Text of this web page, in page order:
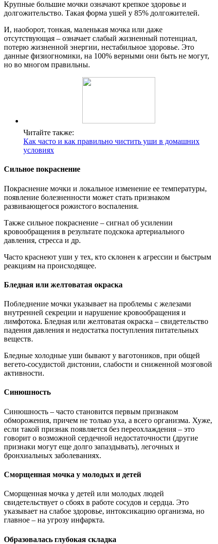
Крупные большие мочки означают крепкое здоровье и
долгожительство. Такая форма ушей у 85% долгожителей.
И, наоборот, тонкая, маленькая мочка или даже
отсутствующая – означает слабый жизненный потенциал,
потерю жизненной энергии, нестабильное здоровье. Это
данные физиогномики, на 100% верными они быть не могут,
но во многом правильны.
Читайте также:
Как часто и как правильно чистить уши в домашних
условиях
Сильное покраснение
Покраснение мочки и локальное изменение ее температуры,
появление болезненности может стать признаком
развивающегося рожистого воспаления.
Также сильное покраснение – сигнал об усилении
кровообращения в результате подскока артериального
давления, стресса и др.
Часто краснеют уши у тех, кто склонен к агрессии и быстрым
реакциям на происходящее.
Бледная или желтоватая окраска
Побледнение мочки указывает на проблемы с железами
внутренней секреции и нарушение кровообращения и
лимфотока. Бледная или желтоватая окраска – свидетельство
падения давления и недостатка поступления питательных
веществ.
Бледные холодные уши бывают у ваготоников, при общей
вегето-сосудистой дистонии, слабости и сниженной мозговой
активности.
Синюшность
Синюшность – часто становится первым признаком
обморожения, причем не только уха, а всего организма. Хуже,
если такой признак появляется без переохлаждения – это
говорит о возможной сердечной недостаточности (другие
признаки могут еще долго запаздывать), легочных и
бронхиальных заболеваниях.
Сморщенная мочка у молодых и детей
Сморщенная мочка у детей или молодых людей
свидетельствует о сбоях в работе сосудов и сердца. Это
указывает на слабое здоровье, интоксикацию организма, но
главное – на угрозу инфаркта.
Образовалась глубокая складка